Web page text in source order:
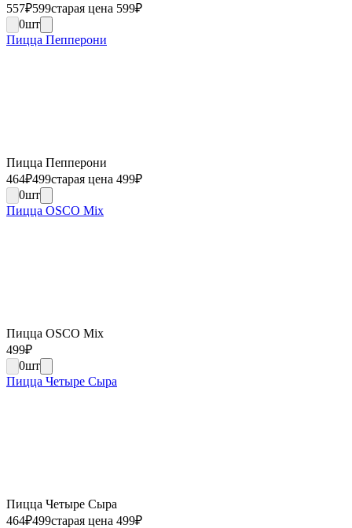
557₽599старая цена 599₽
0шт
Пицца Пепперони
Пицца Пепперони
464₽499старая цена 499₽
0шт
Пицца OSCO Mix
Пицца OSCO Mix
499₽
0шт
Пицца Четыре Сыра
Пицца Четыре Сыра
464₽499старая цена 499₽